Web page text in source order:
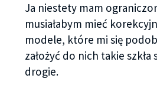
Ja niestety mam
musiałabym mieć
modele, które mi się
założyć do nich takie
drogie.